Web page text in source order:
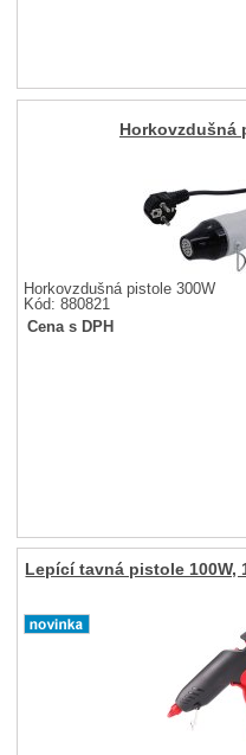
Horkovzdušná
Horkovzdušná pistole 300W
Kód: 880821
Cena s DPH
Lepící tavná pistole 100W,